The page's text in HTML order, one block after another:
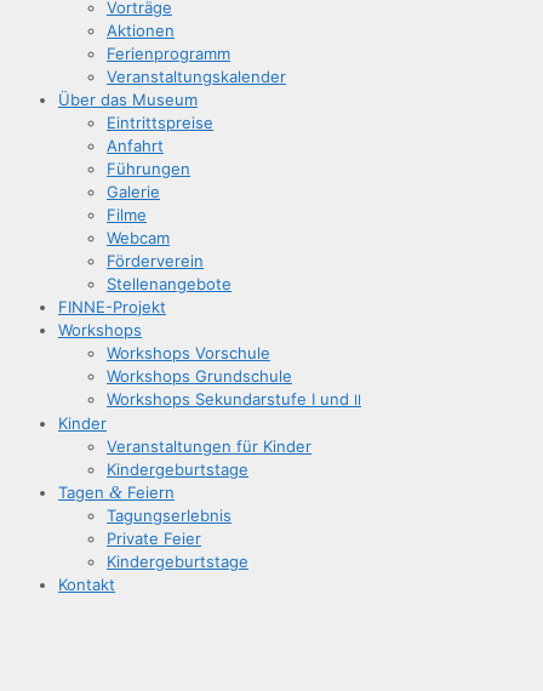
Vor­trä­ge
Aktio­nen
Feri­en­pro­gramm
Ver­an­stal­tungs­ka­len­der
Über das Museum
Ein­tritts­prei­se
Anfahrt
Füh­run­gen
Gale­rie
Fil­me
Web­cam
För­der­ver­ein
Stel­len­an­ge­bo­te
FIN­­NE-Pro­­jekt
Work­shops
Work­shops Vorschule
Work­shops Grundschule
Work­shops Sekun­dar­stu­fe I und II
Kin­der
Ver­an­stal­tun­gen für Kinder
Kin­der­ge­burts­ta­ge
Tagen & Feiern
Tagungs­er­leb­nis
Pri­va­te Feier
Kin­der­ge­burts­ta­ge
Kon­takt